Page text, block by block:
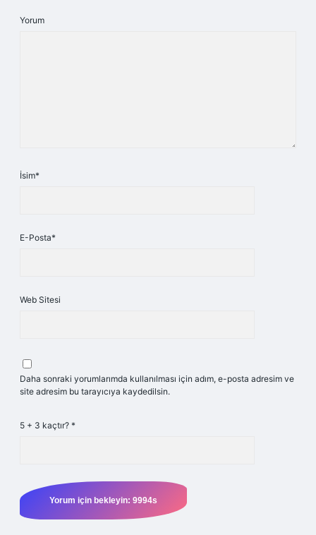
Yorum
İsim*
E-Posta*
Web Sitesi
Daha sonraki yorumlarımda kullanılması için adım, e-posta adresim ve
site adresim bu tarayıcıya kaydedilsin.
5 + 3 kaçtır? *